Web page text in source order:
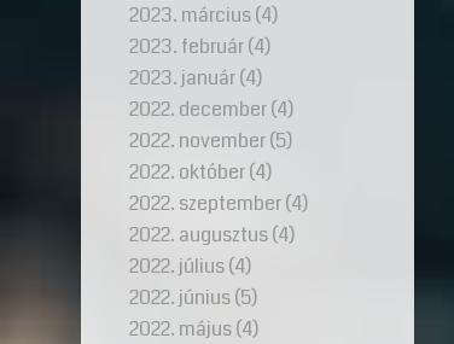
2023. március(4)
2023. február(4)
2023. január(4)
2022. december(4)
2022. november(5)
2022. október(4)
2022. szeptember(4)
2022. augusztus(4)
2022. július(4)
2022. június(5)
2022. május(4)